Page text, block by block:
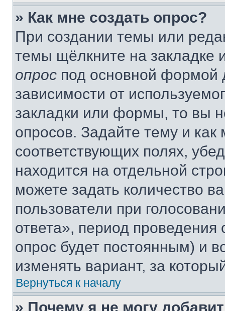
» Как мне создать опрос?
При создании темы или
темы щёлкните на
опрос под основной формой
зависимости от
закладки или формы, то вы
опросов. Задайте тему и
соответствующих полях,
находится на отдельной
можете задать количество
пользователи при
ответа», период проведения
опрос будет постоянным) и
изменять вариант, за
Вернуться к началу
» Почему я не могу